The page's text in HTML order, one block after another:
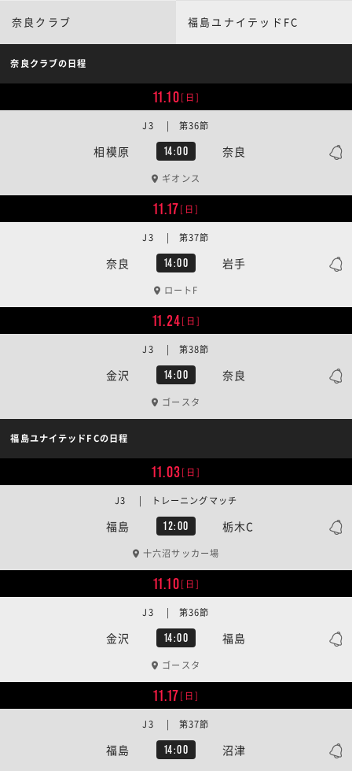
奈良クラブ 福島ユナイテッドFC
奈良クラブの日程
11.10[日]
相模原 14:00 奈良
J3 | 第36節
ギオンス
11.17[日]
奈良 14:00 岩手
J3 | 第37節
ロートF
11.24[日]
金沢 14:00 奈良
J3 | 第38節
ゴースタ
福島ユナイテッドFCの日程
11.03[日]
福島 12:00 栃木C
J3 | トレーニングマッチ
十六沼サッカー場
11.10[日]
金沢 14:00 福島
J3 | 第36節
ゴースタ
11.17[日]
福島 14:00 沼津
J3 | 第37節